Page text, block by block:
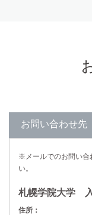
お問い合わせ先
※メールでのお問い合
い。
札幌学院大学
住所：